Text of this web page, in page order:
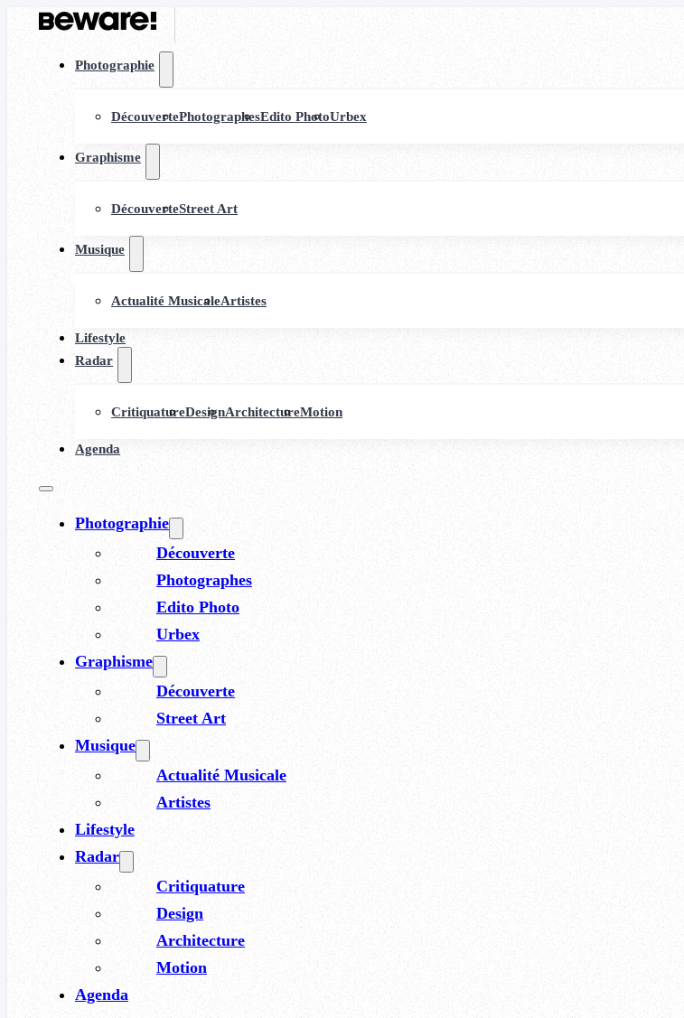
Photographie
DécouvertePhotographesEdito PhotoUrbex
Graphisme
DécouverteStreet Art
Musique
Actualité MusicaleArtistes
Lifestyle
Radar
CritiquatureDesignArchitectureMotion
Agenda
Photographie
Découverte
Photographes
Edito Photo
Urbex
Graphisme
Découverte
Street Art
Musique
Actualité Musicale
Artistes
Lifestyle
Radar
Critiquature
Design
Architecture
Motion
Agenda